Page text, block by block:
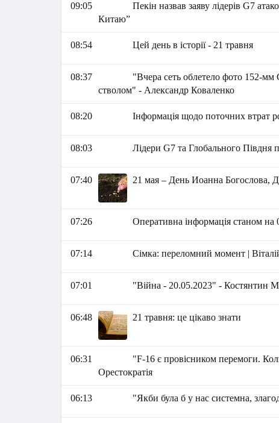
09:05
Пекін назвав заяву лідерів G7
Китаю”
08:54 Цей день в історії - 21 травня
08:37
"Вчера сеть облетело фото 152-
стволом" - Александр Коваленко
08:20 Інформація щодо поточних втрат
08:03 Лідери G7 та Глобального Півдня
07:40 21 мая – День Иоанна
07:26 Оперативна інформація станом на
07:14 Сімка: переломний момент |
07:01 "Війна - 20.05.2023" - Костянтин
06:48 21 травня: це цікаво знати
06:31
"F-16 є провісником перемоги.
Орестократія
06:13 "Якби була б у нас системна,